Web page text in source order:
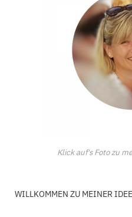
Klick auf's Foto zu
WILLKOMMEN ZU MEINER